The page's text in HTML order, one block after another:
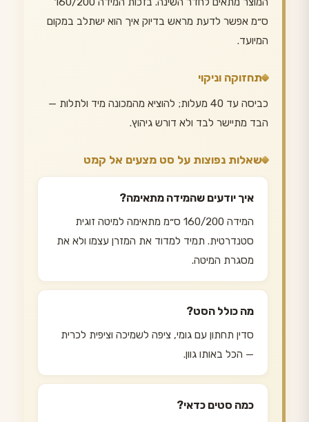
ס״מ אפשר לדעת מראש בדיוק איך הוא ישתלב במקום
המיועד.
תחזוקה וניקוי
כביסה עד 40 מעלות; להוציא מהמכונה מיד ולתלות —
הבד מתיישר לבד ולא דורש גיהוץ.
שאלות נפוצות על סט מצעים אל קמט
איך יודעים שהמידה מתאימה?
המידה 160/200 ס״מ מתאימה למיטה זוגית
סטנדרטית. תמיד למדוד את המזרן עצמו ולא את
מסגרת המיטה.
מה כולל הסט?
סדין תחתון עם גומי, ציפה לשמיכה וציפית לכרית
— הכל באותו גוון.
כמה סטים כדאי?